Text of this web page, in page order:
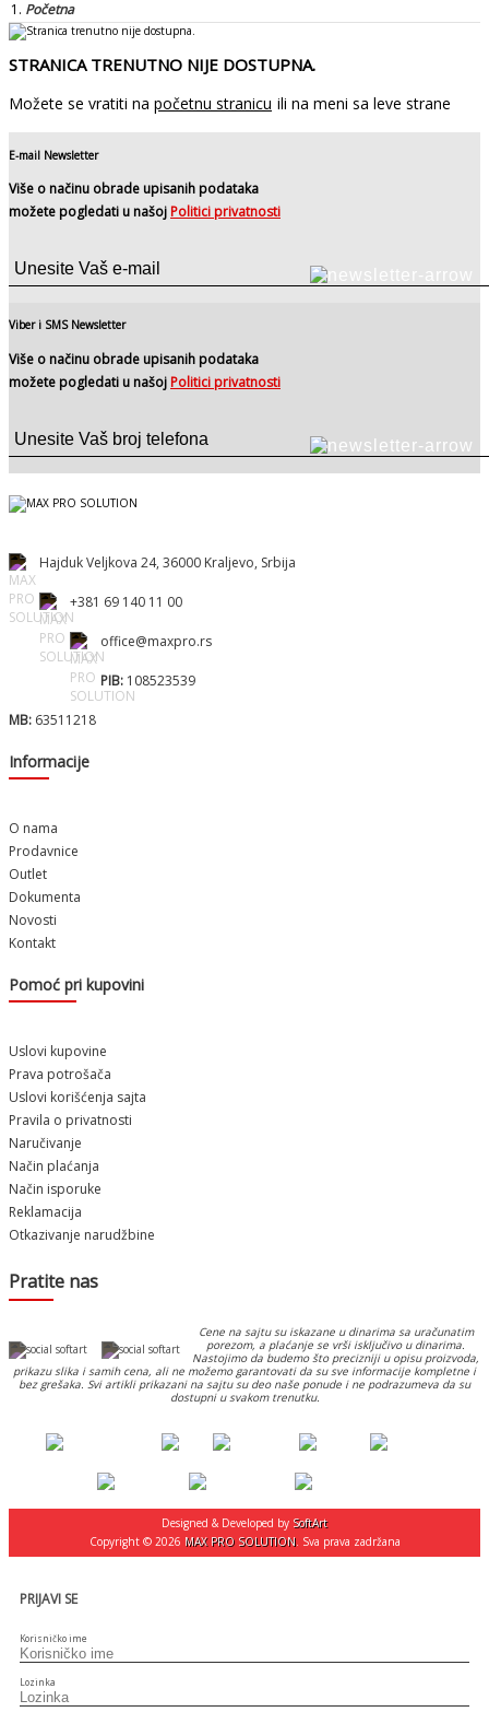
Početna
STRANICA TRENUTNO NIJE DOSTUPNA.
Možete se vratiti na početnu stranicu ili na meni sa leve strane
E-mail Newsletter
Više o načinu obrade upisanih podataka
možete pogledati u našoj Politici privatnosti
Viber i SMS Newsletter
Više o načinu obrade upisanih podataka
možete pogledati u našoj Politici privatnosti
Hajduk Veljkova 24, 36000 Kraljevo, Srbija
+381 69 140 11 00
office@maxpro.rs
PIB: 108523539
MB: 63511218
Informacije
O nama
Prodavnice
Outlet
Dokumenta
Novosti
Kontakt
Pomoć pri kupovini
Uslovi kupovine
Prava potrošača
Uslovi korišćenja sajta
Pravila o privatnosti
Naručivanje
Način plaćanja
Način isporuke
Reklamacija
Otkazivanje narudžbine
Pratite nas
Cene na sajtu su iskazane u dinarima sa uračunatim
porezom, a plaćanje se vrši isključivo u dinarima.
Nastojimo da budemo što precizniji u opisu proizvoda,
prikazu slika i samih cena, ali ne možemo garantovati da su sve informacije kompletne i
bez grešaka. Svi artikli prikazani na sajtu su deo naše ponude i ne podrazumeva da su
dostupni u svakom trenutku.
Designed & Developed by SoftArt
Copyright © 2026 MAX PRO SOLUTION. Sva prava zadržana
PRIJAVI SE
Korisničko ime
Lozinka